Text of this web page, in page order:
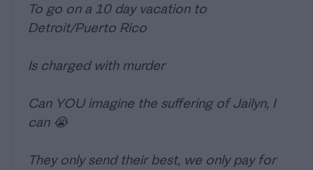
To go on a 10 day vacation to
Detroit/Puerto Rico
Is charged with murder
Can YOU imagine the suffering of Jailyn, I
can 😭
They only send their best, we only pay for